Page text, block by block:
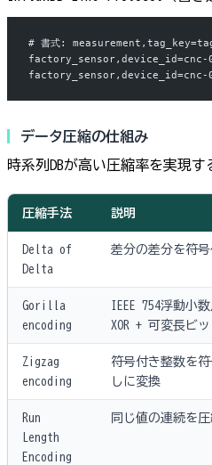
# 書式:
factory_sensor,device_id=cnc-
factory_sensor,device_id=cnc-
データ圧縮の仕組み
時系列DBが高い圧縮率を実現す
圧縮手法 説明
Delta of
Delta
差分の差分を符号
Gorilla
encoding
IEEE 754浮動小
XOR + 可変長ビッ
Zigzag
encoding
符号付き整数を符
しに変換
Run
Length
Encoding
同じ値の連続を